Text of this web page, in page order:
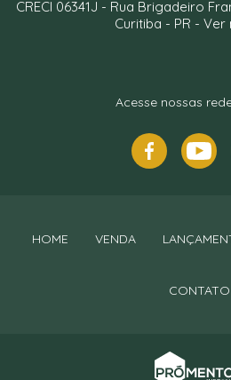
CRECI 06341J - Rua Brigadeiro
Curitiba - PR - Ver
Acesse nossas
HOME VENDA
CONTATO